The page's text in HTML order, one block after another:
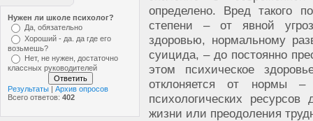
Нужен ли школе психолог?
Да, обязательно
Хороший - да. да где его
возьмешь?
Нет, не нужен, достаточно
классных руководителей
Результаты | Архив опросов
Всего ответов: 402
определено. Вред такого
степени – от явной
здоровью, нормальному
суицида, – до постоянно
этом психическое
отклоняется от нормы –
психологических
жизни или преодоления